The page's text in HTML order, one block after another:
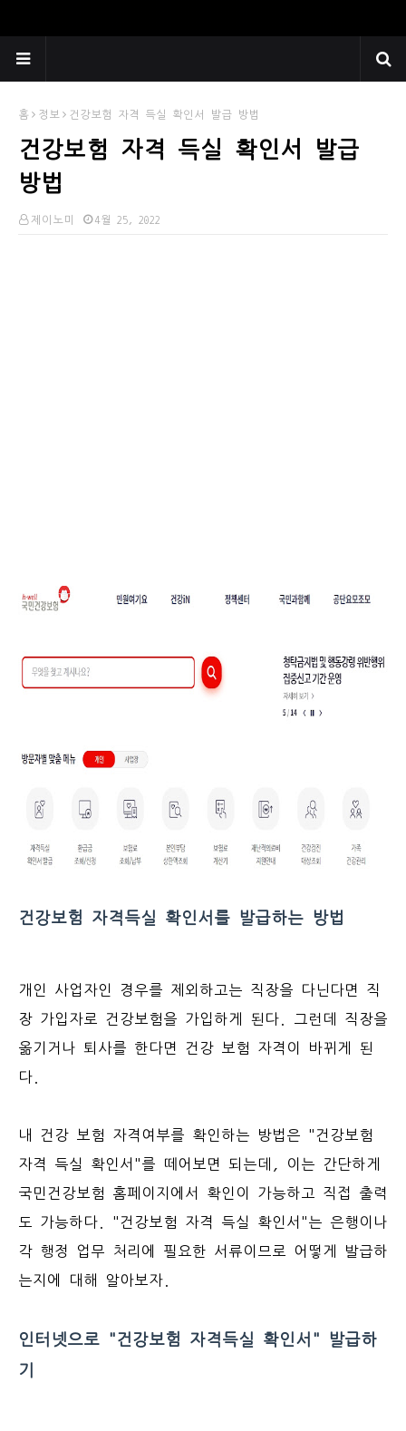
홈 정보 건강보험 자격 득실 확인서 발급 방법
건강보험 자격 득실 확인서 발급
방법
제이노미 4월 25, 2022
건강보험 자격득실 확인서를 발급하는 방법
개인 사업자인 경우를 제외하고는 직장을 다닌다면 직
장 가입자로 건강보험을 가입하게 된다. 그런데 직장을
옮기거나 퇴사를 한다면 건강 보험 자격이 바뀌게 된
다.
내 건강 보험 자격여부를 확인하는 방법은 "건강보험
자격 득실 확인서"를 떼어보면 되는데, 이는 간단하게
국민건강보험 홈페이지에서 확인이 가능하고 직접 출력
도 가능하다. "건강보험 자격 득실 확인서"는 은행이나
각 행정 업무 처리에 필요한 서류이므로 어떻게 발급하
는지에 대해 알아보자.
인터넷으로 "건강보험 자격득실 확인서" 발급하
기